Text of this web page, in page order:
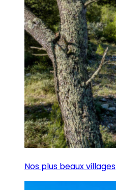
Nos plus beaux villages